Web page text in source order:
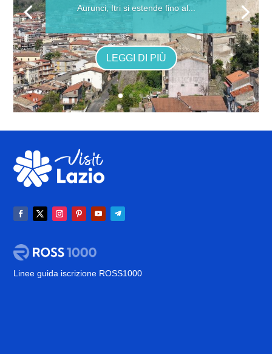
Aurunci, Itri si estende fino al...
LEGGI DI PIÙ
Linee guida iscrizione ROSS1000